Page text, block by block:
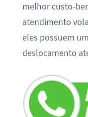
melhor custo-
atendimento
eles possuem
deslocamento